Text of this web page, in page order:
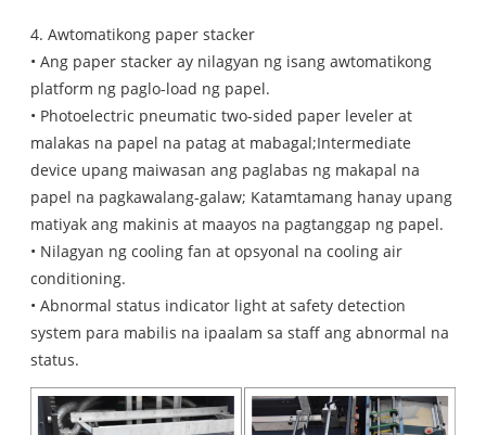
4. Awtomatikong paper stacker
• Ang paper stacker ay nilagyan ng isang awtomatikong
platform ng paglo-load ng papel.
• Photoelectric pneumatic two-sided paper leveler at
malakas na papel na patag at mabagal;Intermediate
device upang maiwasan ang paglabas ng makapal na
papel na pagkawalang-galaw; Katamtamang hanay upang
matiyak ang makinis at maayos na pagtanggap ng papel.
• Nilagyan ng cooling fan at opsyonal na cooling air
conditioning.
• Abnormal status indicator light at safety detection
system para mabilis na ipaalam sa staff ang abnormal na
status.